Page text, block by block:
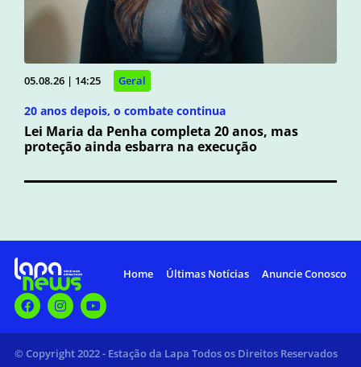
05.08.26 | 14:25 Geral
20 anos depois, o combate continua
Lei Maria da Penha completa 20 anos, mas
proteção ainda esbarra na execução
Home Últimas Notícias Anuncie Conosco
© Copyright 2022 - Estação da Lapa Todos os Direitos Reservados